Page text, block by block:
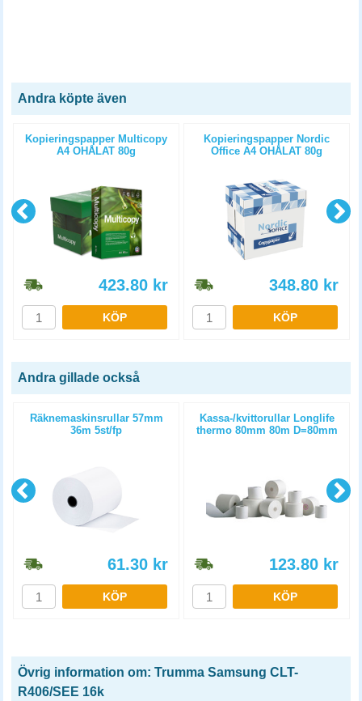
Andra köpte även
Kopieringspapper Multicopy
A4 OHÅLAT 80g
423.80 kr
KÖP
Kopieringspapper Nordic
Office A4 OHÅLAT 80g
348.80 kr
KÖP
Andra gillade också
Räknemaskinsrullar 57mm
36m 5st/fp
61.30 kr
KÖP
Kassa-/kvittorullar Longlife
thermo 80mm 80m D=80mm
123.80 kr
KÖP
Övrig information om: Trumma Samsung CLT-
R406/SEE 16k